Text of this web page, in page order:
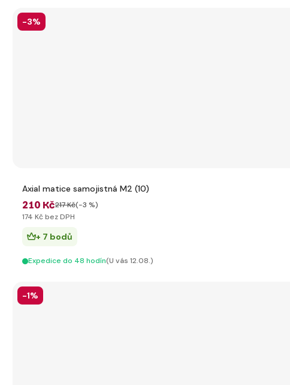
-3%
Axial matice samojistná M2 (10)
210 Kč217 Kč(-3 %)
174 Kč bez DPH
+ 7 bodů
Expedice do 48 hodín(U vás 12.08.)
-1%